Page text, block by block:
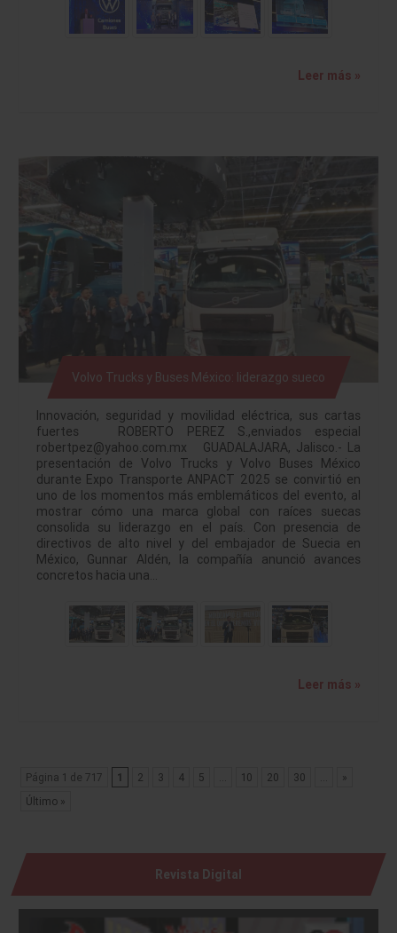
Leer más »
Volvo Trucks y Buses México: liderazgo sueco
Innovación, seguridad y movilidad eléctrica, sus cartas
fuertes ROBERTO PEREZ S.,enviados especial
robertpez@yahoo.com.mx GUADALAJARA, Jalisco.- La
presentación de Volvo Trucks y Volvo Buses México
durante Expo Transporte ANPACT 2025 se convirtió en
uno de los momentos más emblemáticos del evento, al
mostrar cómo una marca global con raíces suecas
consolida su liderazgo en el país. Con presencia de
directivos de alto nivel y del embajador de Suecia en
México, Gunnar Aldén, la compañía anunció avances
concretos hacia una…
Leer más »
Página 1 de 717 1 2 3 4 5 10 20 30
»
Último »
Revista Digital